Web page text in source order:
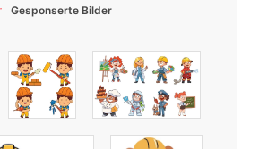
Gesponserte Bilder